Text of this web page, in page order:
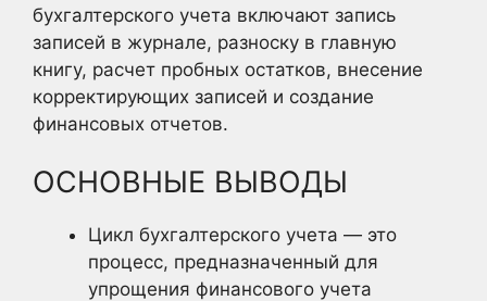
бухгалтерского учета включают запись
записей в журнале, разноску в главную
книгу, расчет пробных остатков, внесение
корректирующих записей и создание
финансовых отчетов.
ОСНОВНЫЕ ВЫВОДЫ
Цикл бухгалтерского учета — это
процесс, предназначенный для
упрощения финансового учета